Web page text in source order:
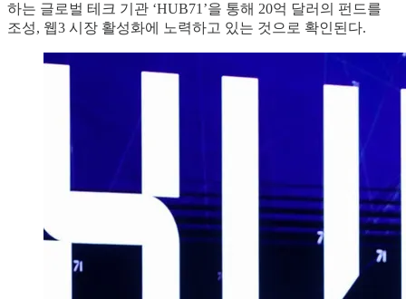
하는 글로벌 테크 기관 ‘HUB71’을 통해 20억 달러의 펀드를
조성, 웹3 시장 활성화에 노력하고 있는 것으로 확인된다.